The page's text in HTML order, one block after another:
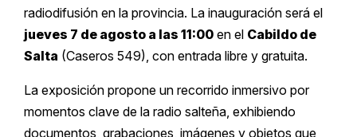
radiodifusión en la provincia. La inauguración será el
jueves 7 de agosto a las 11:00 en el Cabildo de
Salta (Caseros 549), con entrada libre y gratuita.
La exposición propone un recorrido inmersivo por
momentos clave de la radio salteña, exhibiendo
documentos, grabaciones, imágenes y objetos que